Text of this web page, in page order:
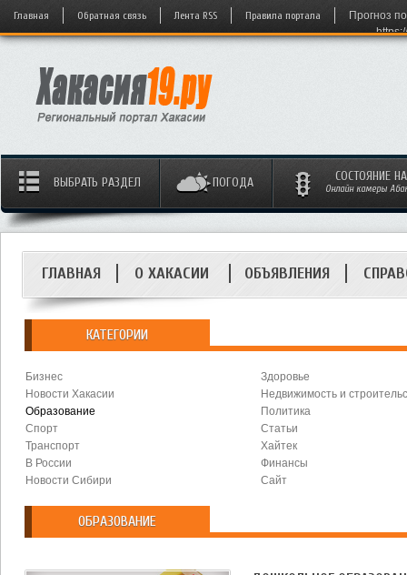
Главная Обратная связь Лента RSS Правила портала
Прогноз
ВЫБРАТЬ РАЗДЕЛ ПОГОДА СОСТОЯНИЕ
Онлайн камеры
ГЛАВНАЯ О ХАКАСИИ ОБЪЯВЛЕНИЯ
КАТЕГОРИИ
Бизнес
Здоровье
Новости Хакасии
Недвижимость и
Образование
Политика
Спорт
Статьи
Транспорт
Хайтек
В России
Финансы
Новости Сибири
Сайт
ОБРАЗОВАНИЕ